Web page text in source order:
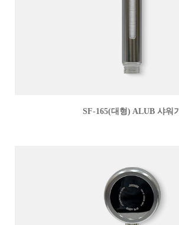
SF-165(대형) ALUB 샤워기